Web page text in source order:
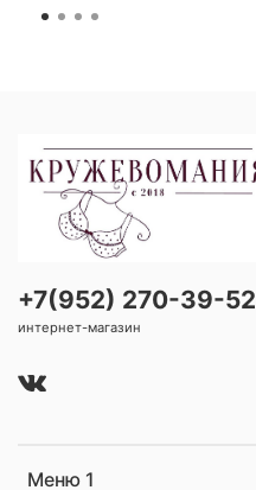
Меню 1
+7(952) 270-39-52
интернет-магазин